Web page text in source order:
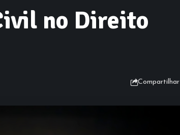
no Direito
Compartilhar